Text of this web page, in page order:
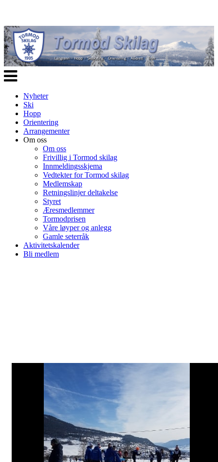
Veksle
navigasjon
Nyheter
Ski
Hopp
Orientering
Arrangementer
Om oss
Om oss
Frivillig i Tormod skilag
Innmeldingsskjema
Vedtekter for Tormod skilag
Medlemskap
Retningslinjer deltakelse
Styret
Æresmedlemmer
Tormodprisen
Våre løyper og anlegg
Gamle seterråk
Aktivitetskalender
Bli medlem